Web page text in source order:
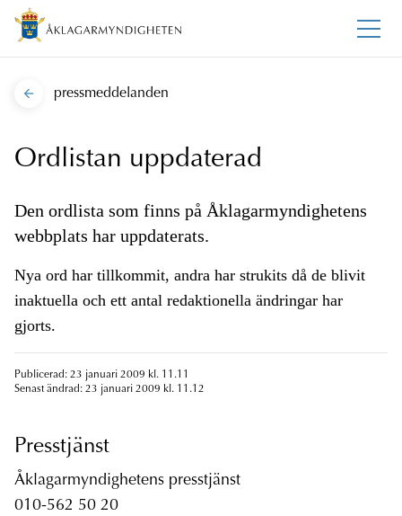
pressmeddelanden
Ordlistan uppdaterad
Den ordlista som finns på Åklagarmyndighetens
webbplats har uppdaterats.
Nya ord har tillkommit, andra har strukits då de blivit
inaktuella och ett antal redaktionella ändringar har
gjorts.
Publicerad: 23 januari 2009 kl. 11.11
Senast ändrad: 23 januari 2009 kl. 11.12
Presstjänst
Åklagarmyndighetens presstjänst
010-562 50 20